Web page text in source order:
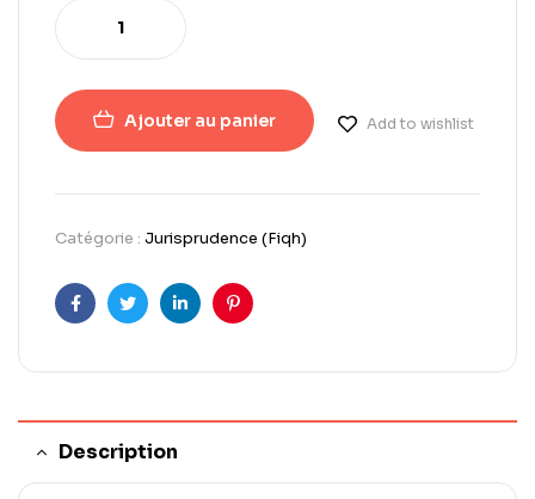
Ajouter au panier Add to wishlist
Catégorie : Jurisprudence (Fiqh)
FacebookTwitterLinkedInPinterest
Description